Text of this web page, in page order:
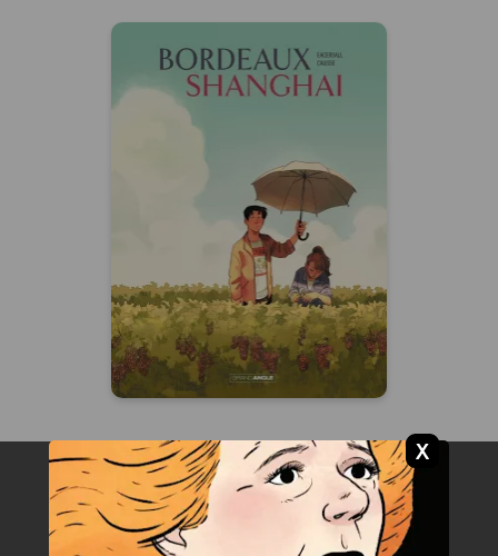
Bordeaux/Shanghai
- histoire complète
Date de parution :
“Le plaisir est une affaire sérieuse”
Chez nos autres labels